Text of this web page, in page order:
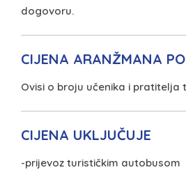
dogovoru.
CIJENA ARANŽMANA
Ovisi o broju učenika i pratitelja
CIJENA UKLJUČUJE
-prijevoz turističkim autobusom